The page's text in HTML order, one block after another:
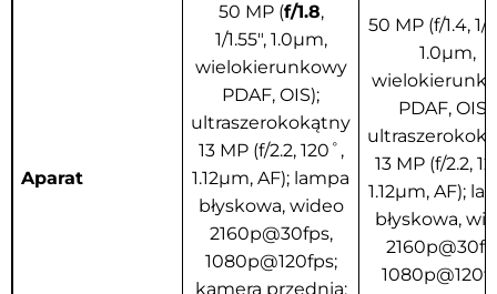
Aparat
50 MP (f/1.8,
1/1.55", 1.0µm,
wielokierunkowy
PDAF, OIS);
ultraszerokokątny
13 MP (f/2.2, 120˚,
1.12µm, AF); lampa
błyskowa, wideo
2160p@30fps,
1080p@120fps;
kamera przednia:
50 MP (f/1.4, 1/
1.0µm,
PDAF, OIS);
13 MP (f/2.2,
1.12µm, AF);
błyskowa,